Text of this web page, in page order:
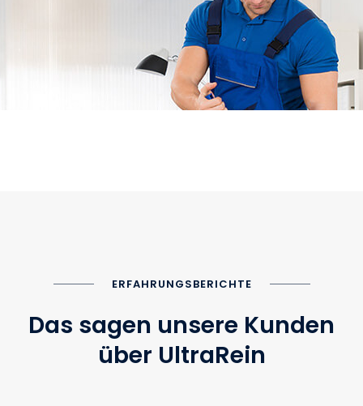
ERFAHRUNGSBERICHTE
Das sagen unsere Kunden
über UltraRein